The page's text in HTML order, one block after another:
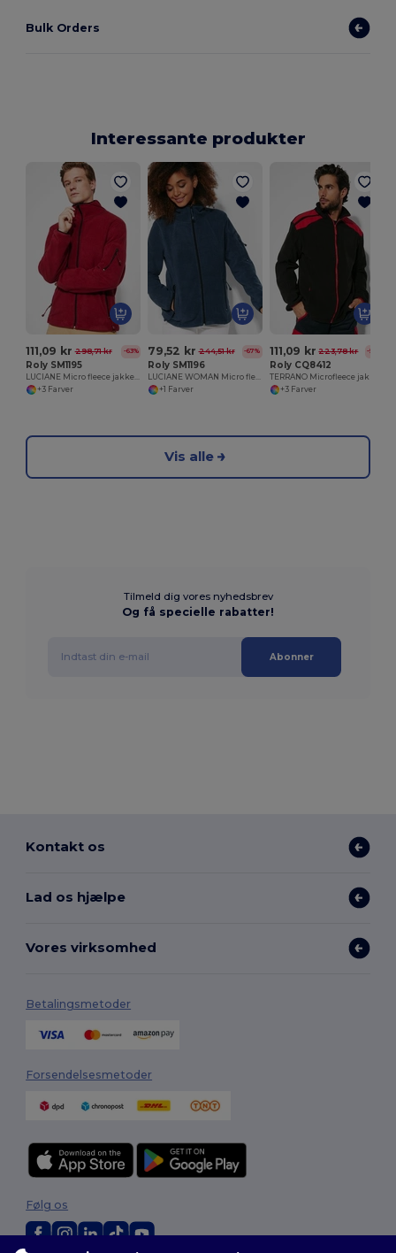
Bulk Orders
Interessante produkter
111,09 kr 298,71 kr -63%
Roly SM1195
+3 Farver
79,52 kr 244,51 kr -67%
Roly SM1196
+1 Farver
111,09 kr 223,78 kr -50%
Roly CQ8412
+3 Farver
Vis alle
Tilmeld dig vores nyhedsbrev
Og få specielle rabatter!
Abonner
Kontakt os
Lad os hjælpe
Vores virksomhed
Betalingsmetoder
Forsendelsesmetoder
Følg os